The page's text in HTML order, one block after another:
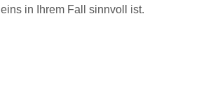
in Ihrem Fall sinnvoll ist.